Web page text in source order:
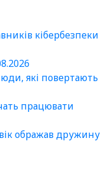
кібербезпеки
які повертають
працювати
ображав дружину